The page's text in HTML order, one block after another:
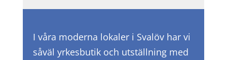
I våra moderna lokaler i Svalöv har vi
såväl yrkesbutik och utställning med